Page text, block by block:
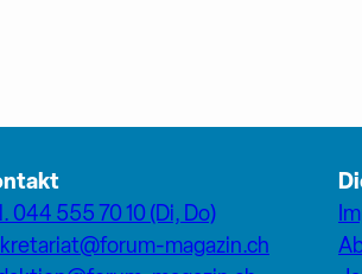
044 555 70 10 (Di, Do)
magazin.ch